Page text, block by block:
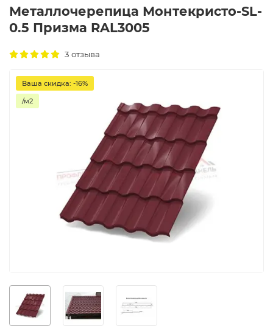
Металлочерепица Монтекристо-SL-
0.5 Призма RAL3005
3 отзыва
Ваша скидка: -16%
/м2